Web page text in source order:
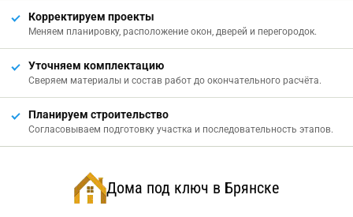
Корректируем проекты
Меняем планировку, расположение окон, дверей и перегородок.
Уточняем комплектацию
Сверяем материалы и состав работ до окончательного расчёта.
Планируем строительство
Согласовываем подготовку участка и последовательность этапов.
Дома под ключ в Брянске